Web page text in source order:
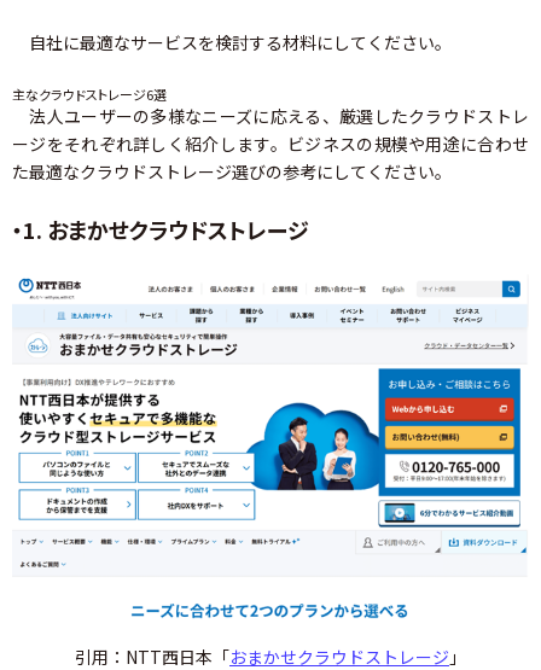
自社に最適なサービスを検討する材料にしてください。
主なクラウドストレージ6選
法人ユーザーの多様なニーズに応える、厳選したクラウドストレ
ージをそれぞれ詳しく紹介します。ビジネスの規模や用途に合わせ
た最適なクラウドストレージ選びの参考にしてください。
・1. おまかせクラウドストレージ
引用：NTT西日本「おまかせクラウドストレージ 」